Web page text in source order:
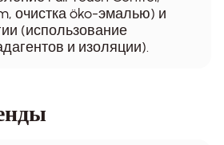
очистка öko-эмалью) и
(использование
и изоляции).